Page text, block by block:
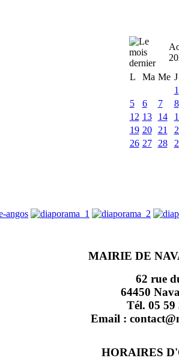
L
Ma Me J
1
5
6 7 8
12 13 14
19 20 21
26 27 28
MAIRIE DE
62 rue
64450
Tél. 05 59
Email :
HORAIRES